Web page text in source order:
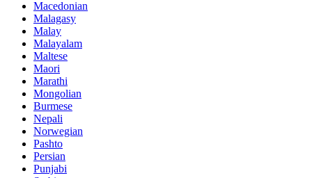
Macedonian
Malagasy
Malay
Malayalam
Maltese
Maori
Marathi
Mongolian
Burmese
Nepali
Norwegian
Pashto
Persian
Punjabi